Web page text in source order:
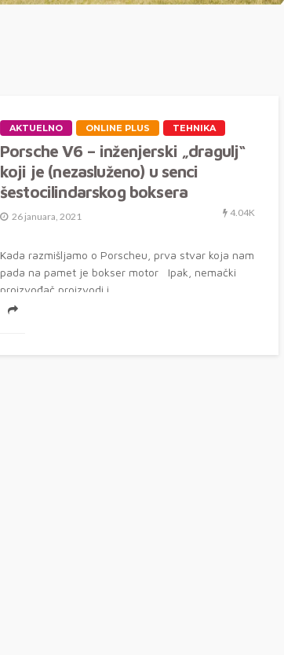
AKTUELNO ONLINE PLUS TEHNIKA
Porsche V6 – inženjerski „dragulj“
koji je (nezasluženo) u senci
šestocilindarskog boksera
26 januara, 2021 4.04K
Kada razmišljamo o Porscheu, prva stvar koja nam
pada na pamet je bokser motor Ipak, nemački
proizvođač proizvodi i...